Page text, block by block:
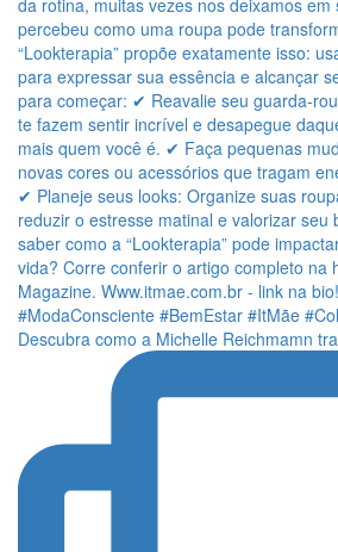
Descubra como a Michelle Reichmamn